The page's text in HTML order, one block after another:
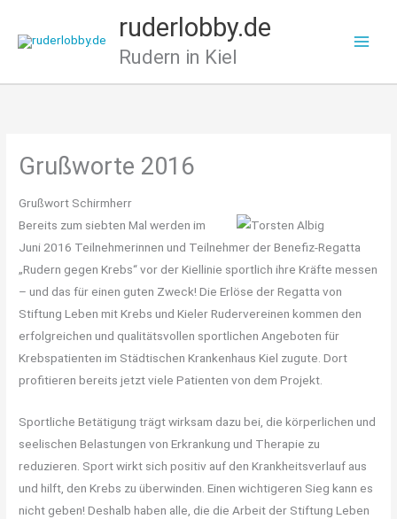
Inhalt
ruderlobby.de
Rudern in Kiel
Grußworte 2016
Grußwort Schirmherr
Bereits zum siebten Mal werden im
Juni 2016 Teilnehmerinnen und Teilnehmer der Benefiz-Regatta
„Rudern gegen Krebs“ vor der Kiellinie sportlich ihre Kräfte messen
– und das für einen guten Zweck! Die Erlöse der Regatta von
Stiftung Leben mit Krebs und Kieler Rudervereinen kommen den
erfolgreichen und qualitätsvollen sportlichen Angeboten für
Krebspatienten im Städtischen Krankenhaus Kiel zugute. Dort
profitieren bereits jetzt viele Patienten von dem Projekt.
Sportliche Betätigung trägt wirksam dazu bei, die körperlichen und
seelischen Belastungen von Erkrankung und Therapie zu
reduzieren. Sport wirkt sich positiv auf den Krankheitsverlauf aus
und hilft, den Krebs zu überwinden. Einen wichtigeren Sieg kann es
nicht geben! Deshalb haben alle, die die Arbeit der Stiftung Leben